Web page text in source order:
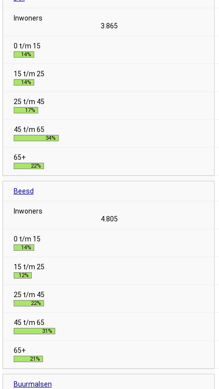
3.865
14%
14%
17%
34%
22%
Beesd
4.805
14%
12%
22%
31%
21%
Buurmalsen